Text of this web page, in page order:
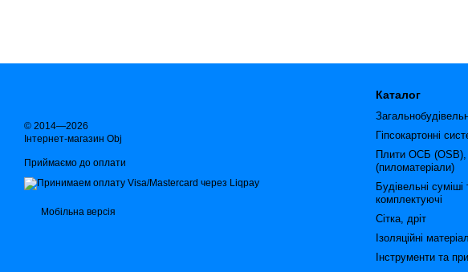
© 2014—2026
Інтернет-магазин Obj
Приймаємо до оплати
Мобільна версія
Каталог
Гіпсокартонні
Плити ОСБ (OSB),
(пиломатеріали)
Будівельні суміші
комплектуючі
Сітка, дріт
Ізоляційні
Інструменти та